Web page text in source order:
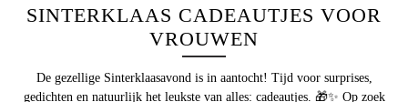
SINTERKLAAS CADEAUTJES VOOR
VROUWEN
De gezellige Sinterklaasavondis in aantocht! Tijd voor surprises,
gedichten en natuurlijk het leukste van alles: cadeautjes. 🎁✨ Op zoek